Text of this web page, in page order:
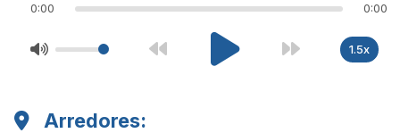
0:00 0:00
1.5x
Arredores: